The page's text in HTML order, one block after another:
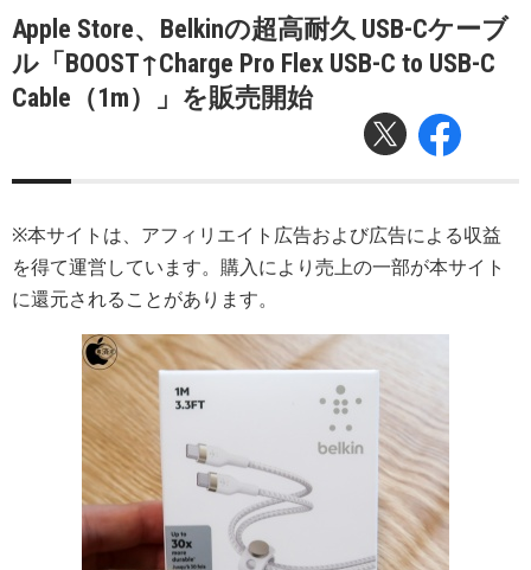
Apple Store、Belkinの超高耐久 USB-Cケーブ
ル「BOOST↑Charge Pro Flex USB-C to USB-C
Cable（1m）」を販売開始
※本サイトは、アフィリエイト広告および広告による収益
を得て運営しています。購入により売上の一部が本サイト
に還元されることがあります。